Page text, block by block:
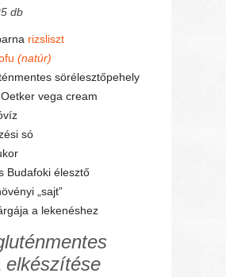
db
rizsliszt
(natúr)
sörélesztőpehely
vega cream
só
Budafoki élesztő
„sajt”
a lekenéshez
elkészítése